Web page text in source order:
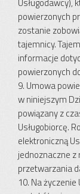
powierzonych
zostanie
tajemnicy.
informacje
powierzonych
9. Umowa
w niniejszym
powiązany z
Usługobiorcę.
elektroniczną
jednoznaczne
przetwarzania
10. Na